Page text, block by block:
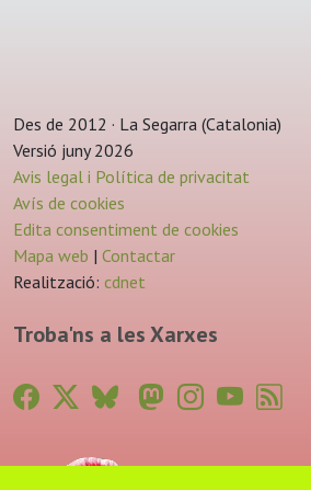
Des de 2012 · La Segarra (Catalonia)
Versió juny 2026
Avis legal i Política de privacitat
Avís de cookies
Edita consentiment de cookies
Mapa web | Contactar
Realització: cdnet
Troba'ns a les Xarxes